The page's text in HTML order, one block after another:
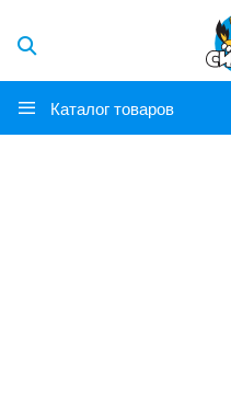
Каталог товаров